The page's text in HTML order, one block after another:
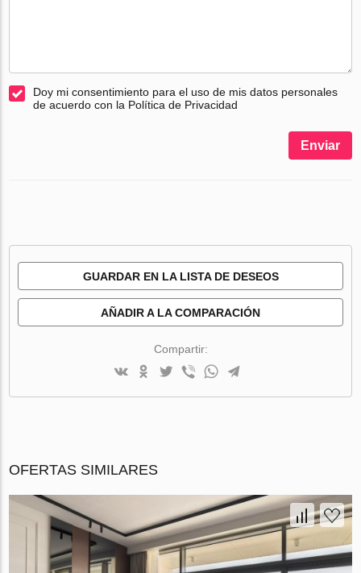
Doy mi consentimiento para el uso de mis datos personales
de acuerdo con la Política de Privacidad
Enviar
GUARDAR EN LA LISTA DE DESEOS
AÑADIR A LA COMPARACIÓN
Compartir:
OFERTAS SIMILARES